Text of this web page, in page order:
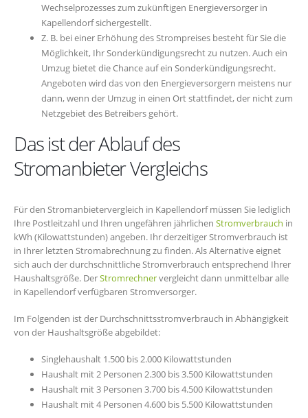
Wechselprozesses zum zukünftigen Energieversorger in
Kapellendorf sichergestellt.
Z. B. bei einer Erhöhung des Strompreises besteht für Sie die
Möglichkeit, Ihr Sonderkündigungsrecht zu nutzen. Auch ein
Umzug bietet die Chance auf ein Sonderkündigungsrecht.
Angeboten wird das von den Energieversorgern meistens nur
dann, wenn der Umzug in einen Ort stattfindet, der nicht zum
Netzgebiet des Betreibers gehört.
Das ist der Ablauf des
Stromanbieter Vergleichs
Für den Stromanbietervergleich in Kapellendorf müssen Sie lediglich
Ihre Postleitzahl und Ihren ungefähren jährlichen Stromverbrauch in
kWh (Kilowattstunden) angeben. Ihr derzeitiger Stromverbrauch ist
in Ihrer letzten Stromabrechnung zu finden. Als Alternative eignet
sich auch der durchschnittliche Stromverbrauch entsprechend Ihrer
Haushaltsgröße. DerStromrechnervergleicht dann unmittelbar alle
in Kapellendorf verfügbaren Stromversorger.
Im Folgenden ist der Durchschnittsstromverbrauch in Abhängigkeit
von der Haushaltsgröße abgebildet:
Singlehaushalt 1.500 bis 2.000 Kilowattstunden
Haushalt mit 2 Personen 2.300 bis 3.500 Kilowattstunden
Haushalt mit 3 Personen 3.700 bis 4.500 Kilowattstunden
Haushalt mit 4 Personen 4.600 bis 5.500 Kilowattstunden